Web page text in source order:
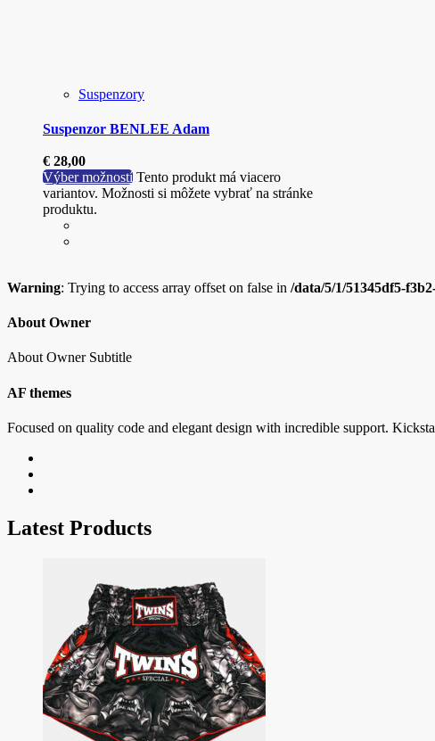
Suspenzory
Suspenzor BENLEE Adam
€ 28,00
Výber možností Tento produkt má viacero
variantov. Možnosti si môžete vybrať na stránke
produktu.
Warning: Trying to access array offset on false in /data/5/1/51345df5-
About Owner
About Owner Subtitle
AF themes
Focused on quality code and elegant design with incredible support.
Latest Products